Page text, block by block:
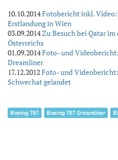
10.10.2014Fotobericht inkl.
Erstlandung in Wien
03.09.2014Zu Besuch bei Qatar
Österreichs
01.09.2014Foto- und
Dreamliner
17.12.2012Foto- und
Schwechat gelandet
Boeing 787 Boeing 787 Dreamliner